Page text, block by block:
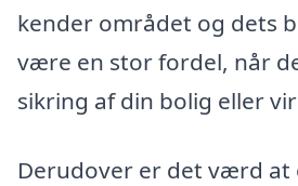
kender området og dets
være en stor fordel, når
sikring af din bolig eller
Derudover er det værd at